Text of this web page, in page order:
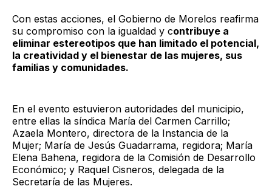
Con estas acciones, el Gobierno de Morelos reafirma
su compromiso con la igualdad y contribuye a
eliminar estereotipos que han limitado el potencial,
la creatividad y el bienestar de las mujeres, sus
familias y comunidades.
En el evento estuvieron autoridades del municipio,
entre ellas la síndica María del Carmen Carrillo;
Azaela Montero, directora de la Instancia de la
Mujer; María de Jesús Guadarrama, regidora; María
Elena Bahena, regidora de la Comisión de Desarrollo
Económico; y Raquel Cisneros, delegada de la
Secretaría de las Mujeres.